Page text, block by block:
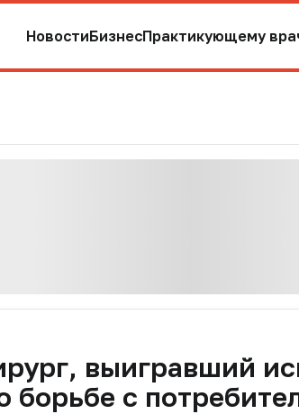
НовостиБизнесПрактикующему
выигравший
борьбе с